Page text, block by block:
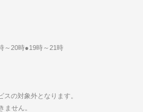
～20時●19時～21時
の対象外となります。
ません。